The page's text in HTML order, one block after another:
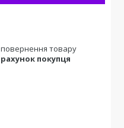
повернення товару
покупця